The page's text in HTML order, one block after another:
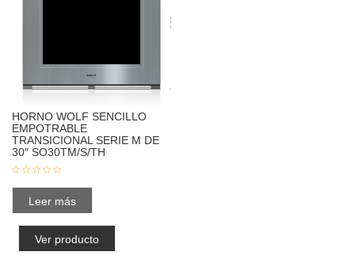
HORNO WOLF SENCILLO
EMPOTRABLE
TRANSICIONAL SERIE M DE
30″ SO30TM/S/TH
Leer más
Ver producto